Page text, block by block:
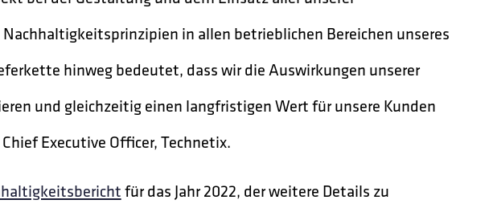
in allen betrieblichen Bereichen unseres
hinweg bedeutet, dass wir die Auswirkungen unserer
und gleichzeitig einen langfristigen Wert für unsere Kunden
Executive Officer, Technetix.
für das Jahr 2022, der weitere Details zu